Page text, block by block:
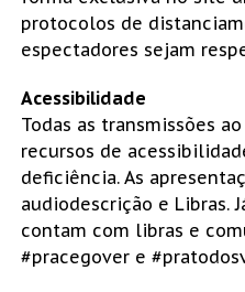
protocolos de
espectadores sejam
Acessibilidade
Todas as transmissões
recursos de
deficiência. As
audiodescrição e Libras.
contam com libras e
#pracegover e